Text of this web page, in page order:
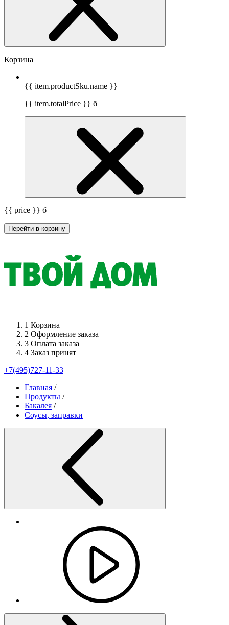
Корзина
{{ item.productSku.name }}
{{ item.totalPrice }} б
{{ price }} б
Перейти в корзину
1 Корзина
2 Оформление заказа
3 Оплата заказа
4 Заказ принят
+7(495)727-11-33
Главная /
Продукты /
Бакалея /
Соусы, заправки